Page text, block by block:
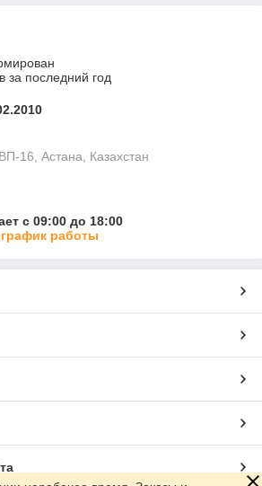
за последний год
16, Астана, Казахстан
с 09:00 до 18:00
работы